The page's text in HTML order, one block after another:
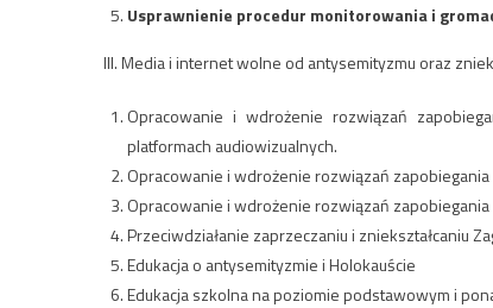
Usprawnienie procedur monitorowania i
III. Media i internet wolne od antysemityzmu oraz
Opracowanie i wdrożenie rozwiązań
platformach audiowizualnych.
Opracowanie i wdrożenie rozwiązań
Opracowanie i wdrożenie rozwiązań
Przeciwdziałanie zaprzeczaniu i zniekształcaniu
Edukacja o antysemityzmie i Holokauście
Edukacja szkolna na poziomie podstawowym i